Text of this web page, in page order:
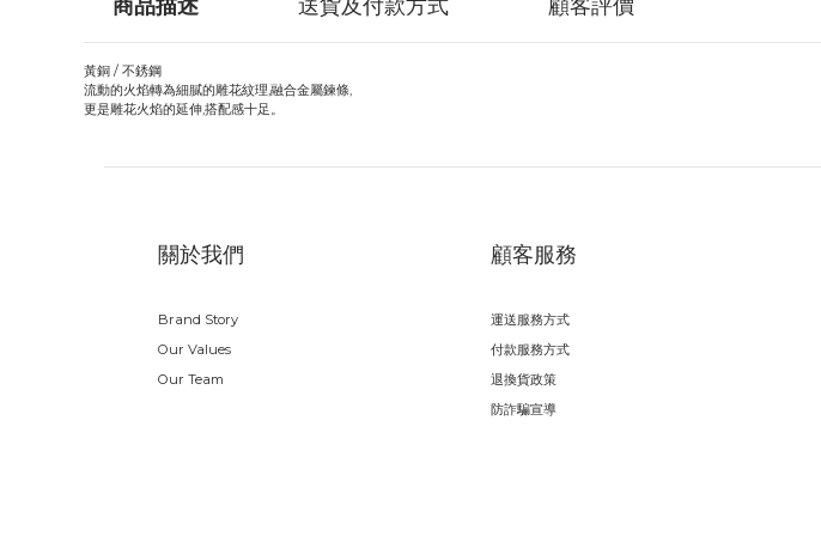
黃銅 / 不銹鋼
流動的火焰轉為細膩的雕花紋理,融合金屬鍊條,
更是雕花火焰的延伸,搭配感十足。
關於我們
Brand Story
Our Values
Our Team
顧客服務
運送服務方式
付款服務方式
退換貨政策
防詐騙宣導